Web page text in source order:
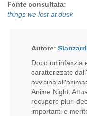
Fonte consultata:
things we lost at dusk
Autore: Slanzard
Dopo un'infanzia
caratterizzate
avvicina
Anime Night.
recupero pluri-
importanti e